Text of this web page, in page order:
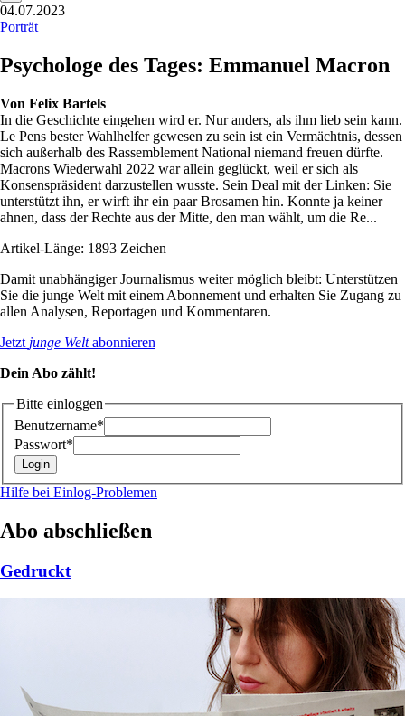
04.07.2023
Porträt
Psychologe des Tages: Emmanuel Macron
Von Felix Bartels
In die Geschichte eingehen wird er. Nur anders, als ihm lieb sein kann.
Le Pens bester Wahlhelfer gewesen zu sein ist ein Vermächtnis, dessen
sich außerhalb des ­Rassemblement National niemand freuen dürfte.
Macrons Wiederwahl 2022 war allein geglückt, weil er sich als
Konsenspräsident darzustellen wusste. Sein Deal mit der Linken: Sie
unterstützt ihn, er wirft ihr ein paar Brosamen hin. Konnte ja keiner
ahnen, dass der Rechte aus der Mitte, den man wählt, um die Re...
Artikel-Länge: 1893 Zeichen
Damit unabhängiger Journalismus weiter möglich bleibt: Unterstützen
Sie die junge Welt mit einem Abonnement und erhalten Sie Zugang zu
allen Analysen, Reportagen und Kommentaren.
Jetzt junge Weltabonnieren
Dein Abo zählt!
Bitte einloggen
Benutzername*
Passwort*
Hilfe bei Einlog-Problemen
Abo abschließen
Gedruckt